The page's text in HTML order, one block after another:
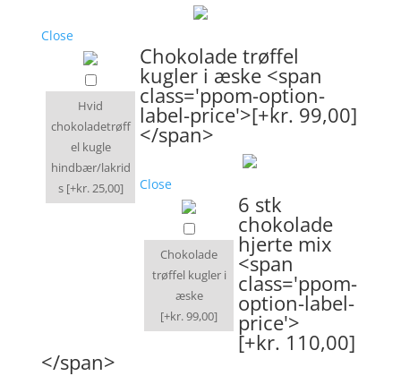
Close
Hvid
chokoladetrøff
el kugle
hindbær/lakrid
s [+kr. 25,00]
Chokolade trøffel
kugler i æske <span
class='ppom-option-
label-price'>[+kr. 99,00]
</span>
Close
Chokolade
trøffel kugler i
æske
[+kr. 99,00]
6 stk
chokolade
hjerte mix
<span
class='ppom-
option-label-
price'>
[+kr. 110,00]
</span>